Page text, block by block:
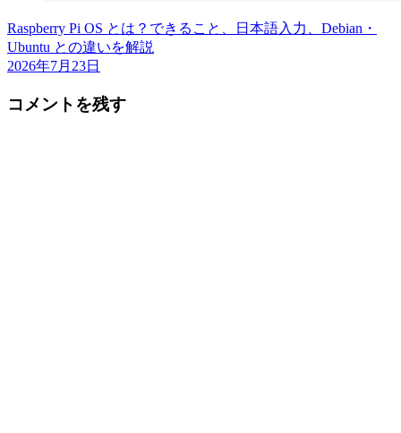
Raspberry Pi OS とは？できること、日本語入力、Debian・
Ubuntu との違いを解説
2026年7月23日
コメントを残す